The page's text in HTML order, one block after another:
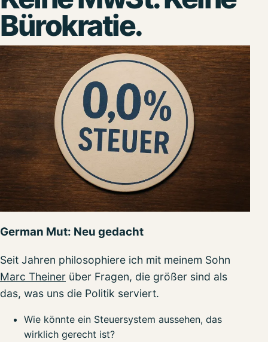
Bürokratie.
German Mut: Neu gedacht
Seit Jahren philosophiere ich mit meinem Sohn
Marc Theiner über Fragen, die größer sind als
das, was uns die Politik serviert.
Wie könnte ein Steuersystem aussehen, das
wirklich gerecht ist?